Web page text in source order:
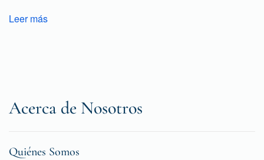
Leer más
Acerca de Nosotros
Quiénes Somos